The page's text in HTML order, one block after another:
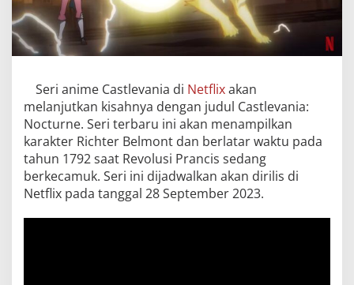
Seri anime Castlevania di Netflixakan
melanjutkan kisahnya dengan judul Castlevania:
Nocturne. Seri terbaru ini akan menampilkan
karakter Richter Belmont dan berlatar waktu pada
tahun 1792 saat Revolusi Prancis sedang
berkecamuk. Seri ini dijadwalkan akan dirilis di
Netflix pada tanggal 28 September 2023.